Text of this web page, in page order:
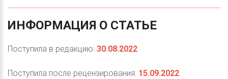
ИНФОРМАЦИЯ О СТАТЬЕ
Поступила в редакцию: 30.08.2022
Поступила после рецензирования: 15.09.2022